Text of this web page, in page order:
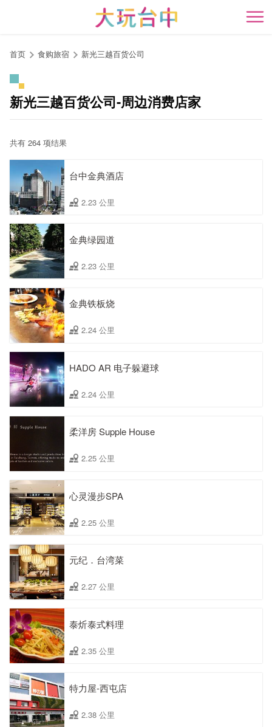
开
首页 食购旅宿 新光三越百货公司
新光三越百货公司-周边消费店家
共有 264 项结果
台中金典酒店
2.23 公里
金典绿园道
2.23 公里
金典铁板烧
2.24 公里
HADO AR 电子躲避球
2.24 公里
柔洋房 Supple House
2.25 公里
心灵漫步SPA
2.25 公里
元纪．台湾菜
2.27 公里
泰炘泰式料理
2.35 公里
特力屋-西屯店
2.38 公里